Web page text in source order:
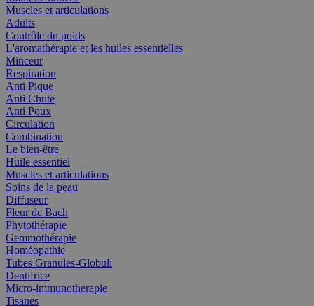
Muscles et articulations
Adults
Contrôle du poids
L'aromathérapie et les huiles essentielles
Minceur
Respiration
Anti Pique
Anti Chute
Anti Poux
Circulation
Combination
Le bien-être
Huile essentiel
Muscles et articulations
Soins de la peau
Diffuseur
Fleur de Bach
Phytothérapie
Gemmothérapie
Homéopathie
Tubes Granules-Globuli
Dentifrice
Micro-immunotherapie
Tisanes